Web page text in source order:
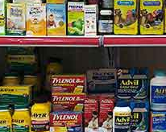
các công thức
là giúp giữ ẩm cho
khô nóng.
SÂM TÂY TẠNG
loài cây này phát